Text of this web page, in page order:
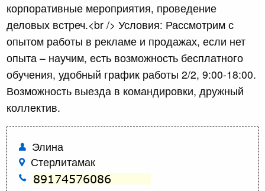
корпоративные мероприятия, проведение
деловых встреч.<br /> Условия: Рассмотрим с
опытом работы в рекламе и продажах, если нет
опыта – научим, есть возможность бесплатного
обучения, удобный график работы 2/2, 9:00-18:00.
Возможность выезда в командировки, дружный
коллектив.
Элина
Стерлитамак